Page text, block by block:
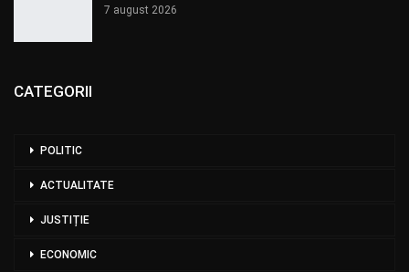
7 august 2026
CATEGORII
POLITIC
ACTUALITATE
JUSTIȚIE
ECONOMIC